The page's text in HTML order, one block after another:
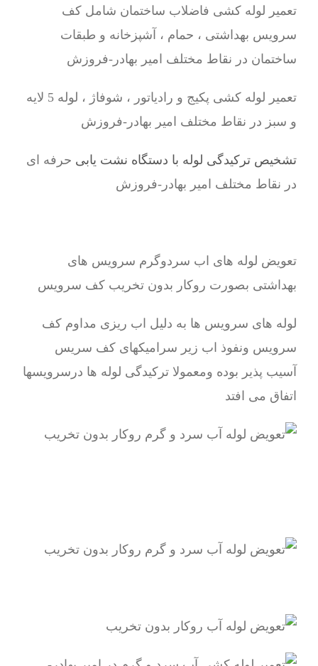
تعمیر لوله کشی فاضلاب ساختمان شامل کف
سرویس بهداشتی ، حمام ، آشپزخانه و طبقات
ساختمان در نقاط مختلف امیر بهادر-فروزش
تعمیر لوله کشی پکیج و رادیاتور ، شوفاژ ، لوله 5 لایه
و سبز در نقاط مختلف امیر بهادر-فروزش
تشخیص ترکیدگی لوله با دستگاه نشت یابی حرفه ای
در نقاط مختلف امیر بهادر-فروزش
تعویض لوله های اب سردوگرم سرویس های
بهداشتی بصورت روکار بدون تخریب کف سرویس
لوله های سرویس ها به دلیل اب ریزی مداوم کف
سرویس ونفوذ اب زیر سرامیکهای کف سریس
آسیب پذیر بوده ومعمولا ترکیدگی لوله ها درسرویسها
اتفاق می افتد